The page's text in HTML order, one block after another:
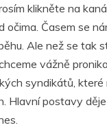
klikněte na
Časem se
Ale než se tak
vážně
syndikátů, které
Hlavní postavy